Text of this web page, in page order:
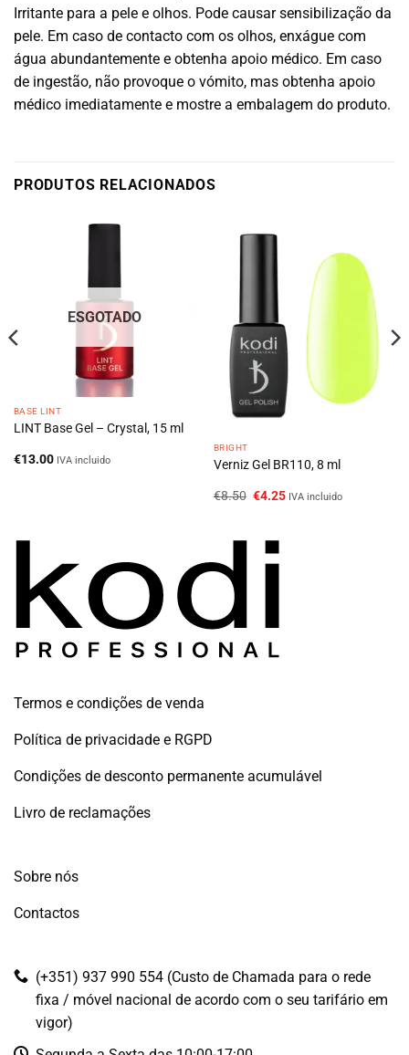
Irritante para a pele e olhos. Pode causar sensibilização da
pele. Em caso de contacto com os olhos, enxágue com
água abundantemente e obtenha apoio médico. Em caso
de ingestão, não provoque o vómito, mas obtenha apoio
médico imediatamente e mostre a embalagem do produto.
PRODUTOS RELACIONADOS
ESGOTADO
BASE LINT
LINT Base Gel – Crystal, 15 ml
€13.00 IVA incluido
BRIGHT
Verniz Gel BR110, 8 ml
€8.50 O
€8.50.
€4.25OIVA incluido
Termos e condições de venda
Política de privacidade e RGPD
Condições de desconto permanente acumulável
Livro de reclamações
Sobre nós
Contactos
(+351) 937 990 554 (Custo de Chamada para o rede
fixa / móvel nacional de acordo com o seu tarifário em
vigor)